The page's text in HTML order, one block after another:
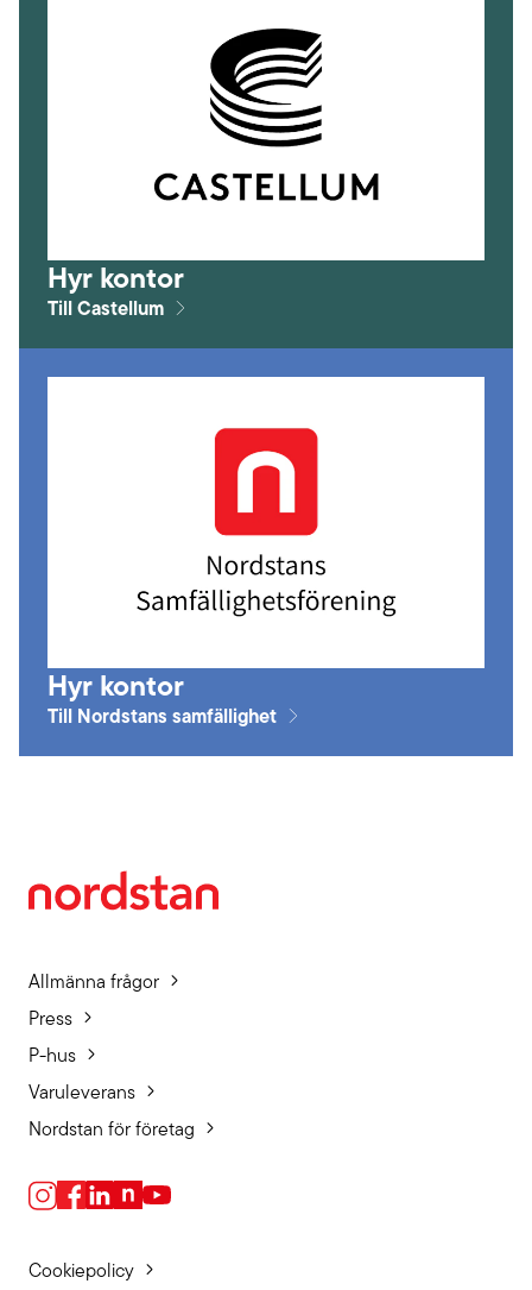
Hyr kontor
Till Castellum
Hyr kontor
Till Nordstans samfällighet
Allmänna frågor
Press
P-hus
Varuleverans
Nordstan för företag
Cookiepolicy